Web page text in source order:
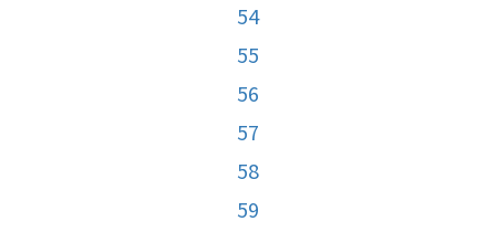
54
55
56
57
58
59